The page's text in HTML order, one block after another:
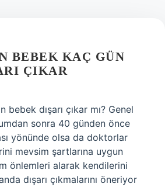
BEBEK KAÇ GÜN
ÇIKAR
dışarı çıkar mı? Genel
sonra 40 günden önce
yönünde olsa da doktorlar
mevsim şartlarına uygun
önlemleri alarak kendilerini
dışarı çıkmalarını öneriyor